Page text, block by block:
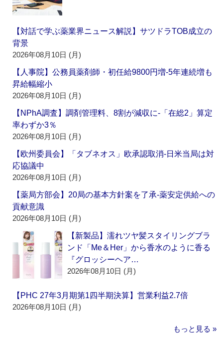
【対話で学ぶ薬業界ニュース解説】サツドラTOB成立の
背景
2026年08月10日 (月)
【人事院】公務員薬剤師・初任給9800円増‐5年連続増も
昇給幅縮小
2026年08月10日 (月)
【NPhA調査】調剤管理料、8割が減収に‐「在総2」算定
率わずか3％
2026年08月10日 (月)
【欧州委員会】「タブネオス」欧承認取消‐日米当局は対
応協議中
2026年08月10日 (月)
【薬局方部会】20局の基本方針案を了承‐薬安定供給への
貢献意識
2026年08月10日 (月)
【新製品】濡れツヤ髪スタイリングブラ
ンド「Me＆Her」から香水のように香る
『グロッシーヘア…
2026年08月10日 (月)
【PHC 27年3月期第1四半期決算】営業利益2.7倍
2026年08月10日 (月)
もっと見る »